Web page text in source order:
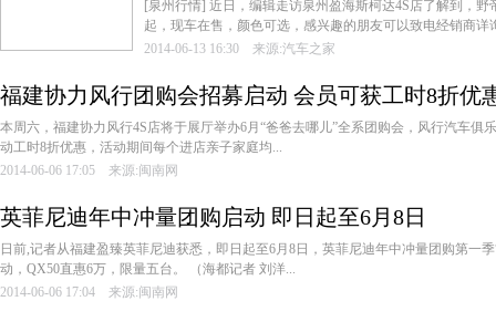
[泉州行情] 近日，编辑走访泉州盈海斯柯达4S店了解到，野
起，现车在售，颜色可选，感兴趣的朋友可以致电经销商详
2014-06-13 16:30 来源:汽车之家
福建协力风行团购会招募启动 会员可获工时8折优
本周六，福建协力风行4S店将于展厅举办6月“爸爸去哪儿”全系团购会，风行汽车俱
动工时8折优惠，活动期间每个进店亲子家庭均...
2014-06-06 17:05 来源:闽南网
英菲尼迪年中冲量团购启动 即日起至6月8日
日前,记者从福建盈臻英菲尼迪获悉，即日起至6月8日，英菲尼迪年中冲量团购第一
动，QX50直惠6万，限量五台。 （海都记者 刘洋...
2014-06-06 17:04 来源:闽南网